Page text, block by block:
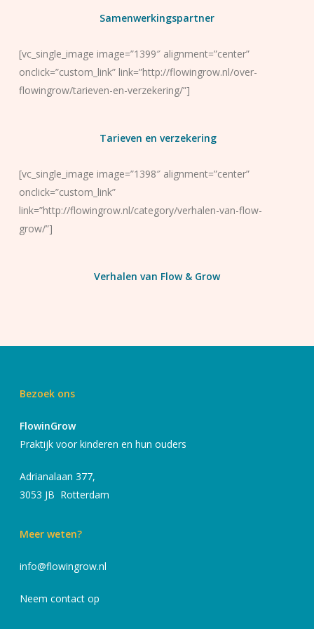
Samenwerkingspartner
[vc_single_image image=”1399″ alignment=”center”
onclick=”custom_link” link=”http://flowingrow.nl/over-
flowingrow/tarieven-en-verzekering/”]
Tarieven en verzekering
[vc_single_image image=”1398″ alignment=”center”
onclick=”custom_link”
link=”http://flowingrow.nl/category/verhalen-van-flow-
grow/”]
Verhalen van Flow & Grow
Bezoek ons
FlowinGrow
Praktijk voor kinderen en hun ouders
Adrianalaan 377,
3053 JB Rotterdam
Meer weten?
info@flowingrow.nl
Neem contact op